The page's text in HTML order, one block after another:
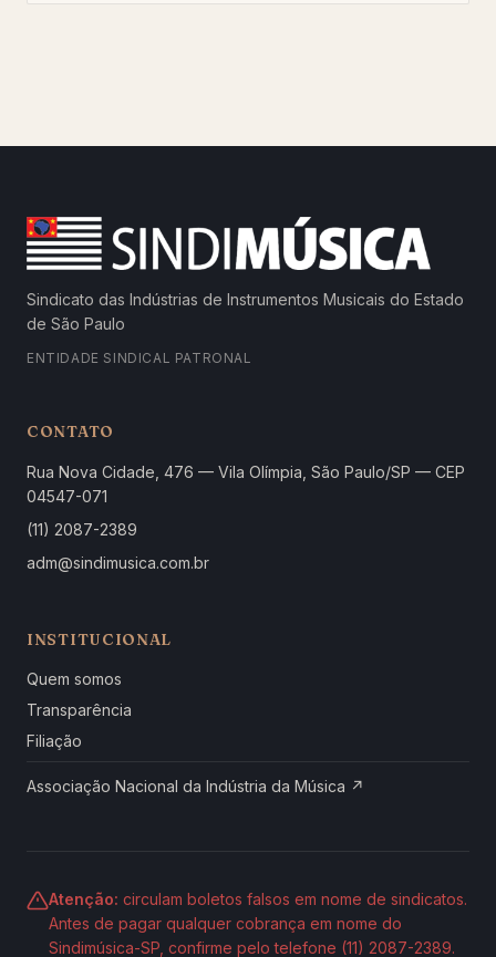
Sindicato das Indústrias de Instrumentos Musicais do Estado
de São Paulo
ENTIDADE SINDICAL PATRONAL
CONTATO
Rua Nova Cidade, 476 — Vila Olímpia, São Paulo/SP — CEP
04547-071
(11) 2087-2389
adm@sindimusica.com.br
INSTITUCIONAL
Quem somos
Transparência
Filiação
Associação Nacional da Indústria da Música ↗
Atenção: circulam boletos falsos em nome de sindicatos.
Antes de pagar qualquer cobrança em nome do
Sindimúsica-SP, confirme pelo telefone (11) 2087-2389.